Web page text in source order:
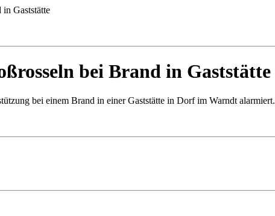
Gaststätte
bei Brand in Gaststätte
bei einem Brand in einer Gaststätte in Dorf im Warndt alarmiert.